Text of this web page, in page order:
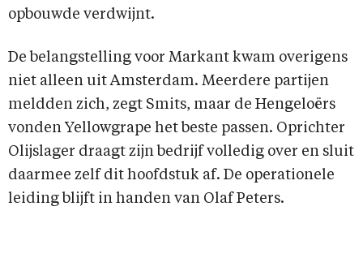
opbouwde verdwijnt.
De belangstelling voor Markant kwam overigens
niet alleen uit Amsterdam. Meerdere partijen
meldden zich, zegt Smits, maar de Hengeloërs
vonden Yellowgrape het beste passen. Oprichter
Olijslager draagt zijn bedrijf volledig over en sluit
daarmee zelf dit hoofdstuk af. De operationele
leiding blijft in handen van Olaf Peters.